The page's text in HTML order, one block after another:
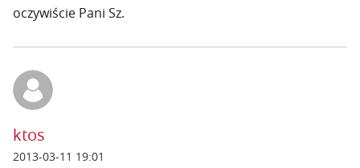
oczywiście Pani Sz.
ktos
2013-03-11 19:01